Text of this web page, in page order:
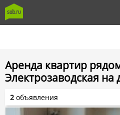
Аренда квартир
Электрозаводская на
2 объявления